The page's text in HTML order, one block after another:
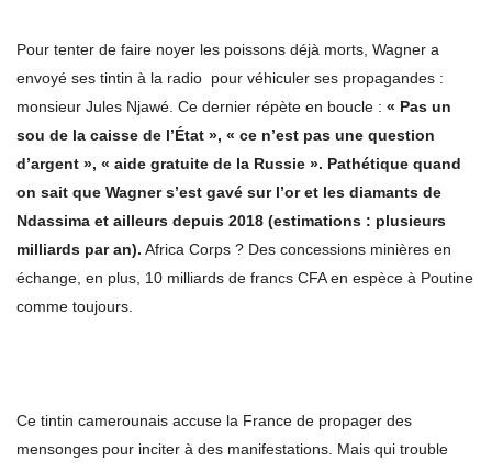
Pour tenter de faire noyer les poissons déjà morts, Wagner a
envoyé ses tintin à la radio pour véhiculer ses propagandes :
monsieur Jules Njawé. Ce dernier répète en boucle : « Pas un
sou de la caisse de l’État », « ce n’est pas une question
d’argent », « aide gratuite de la Russie ». Pathétique quand
on sait que Wagner s’est gavé sur l’or et les diamants de
Ndassima et ailleurs depuis 2018 (estimations : plusieurs
milliards par an). Africa Corps ? Des concessions minières en
échange, en plus, 10 milliards de francs CFA en espèce à Poutine
comme toujours.
Ce tintin camerounais accuse la France de propager des
mensonges pour inciter à des manifestations. Mais qui trouble